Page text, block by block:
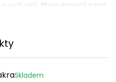
Rhino konvička má
může pro někoho být
Skladem